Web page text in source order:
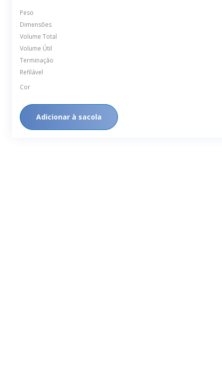
Peso
Dimensões
Volume Total
Volume Útil
Terminação
Refilável
Cor
Adicionar à sacola